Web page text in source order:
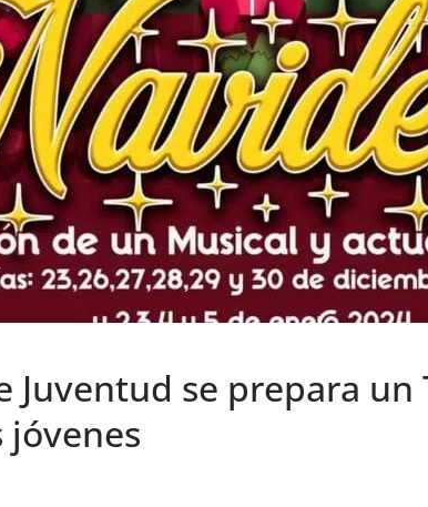
Juventud se prepara un
jóvenes